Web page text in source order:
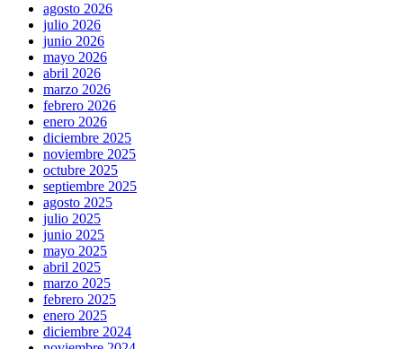
agosto 2026
julio 2026
junio 2026
mayo 2026
abril 2026
marzo 2026
febrero 2026
enero 2026
diciembre 2025
noviembre 2025
octubre 2025
septiembre 2025
agosto 2025
julio 2025
junio 2025
mayo 2025
abril 2025
marzo 2025
febrero 2025
enero 2025
diciembre 2024